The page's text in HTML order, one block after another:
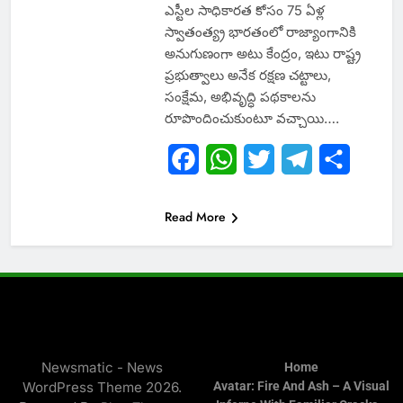
ఎస్టీల సాధికారత కోసం 75 ఏళ్ల
స్వాతంత్య్ర భారతంలో రాజ్యాంగానికి
అనుగుణంగా అటు కేంద్రం, ఇటు రాష్ట్ర
ప్రభుత్వాలు అనేక రక్షణ చట్టాలు,
సంక్షేమ, అభివృద్ధి పథకాలను
రూపొందించుకుంటూ వచ్చాయి….
FacebookWhatsApp
Twitter Telegram
Read More
Newsmatic - News
WordPress Theme 2026.
Home
Avatar: Fire And Ash – A Visual